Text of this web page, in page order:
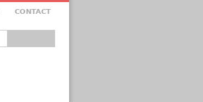
CONTACT